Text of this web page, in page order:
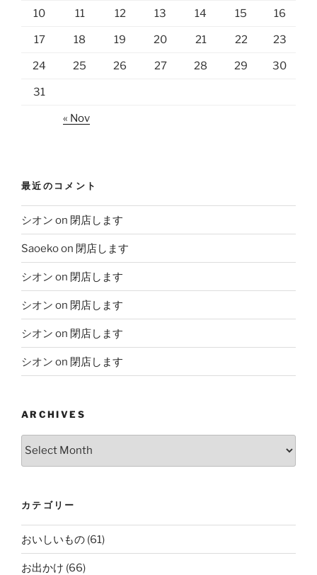
10 11 12 13 14 15 16
17 18 19 20 21 22 23
24 25 26 27 28 29 30
31
« Nov
最近のコメント
シオン on 閉店します
Saoekoon 閉店します
シオン on 閉店します
シオン on 閉店します
シオン on 閉店します
シオン on 閉店します
ARCHIVES
Archives
カテゴリー
おいしいもの (61)
お出かけ (66)